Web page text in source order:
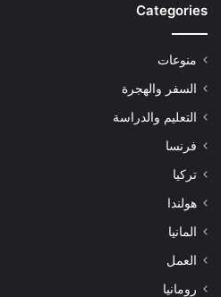
Categories
منوعات
السفر والهجرة
التعليم والدراسة
فرنسا
تركيا
هولندا
المانيا
العمل
رومانيا